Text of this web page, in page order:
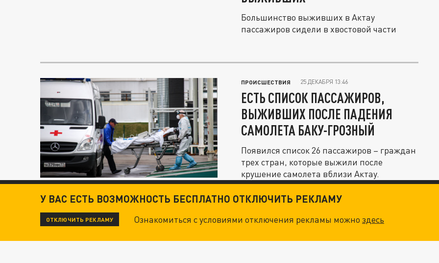
Большинство выживших в Актау
пассажиров сидели в хвостовой части
ПРОИСШЕСТВИЯ 25 ДЕКАБРЯ 13:46
ЕСТЬ СПИСОК ПАССАЖИРОВ,
ВЫЖИВШИХ ПОСЛЕ ПАДЕНИЯ
САМОЛЕТА БАКУ-ГРОЗНЫЙ
Появился список 26 пассажиров – граждан
трех стран, которые выжили после
крушение самолета вблизи Актау.
У ВАС ЕСТЬ ВОЗМОЖНОСТЬ БЕСПЛАТНО ОТКЛЮЧИТЬ РЕКЛАМУ
ОТКЛЮЧИТЬ РЕКЛАМУ Ознакомиться с условиями отключения рекламы можноздесь